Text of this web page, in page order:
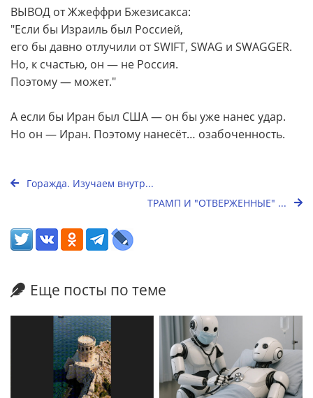
ВЫВОД от Жжеффри Бжезисакса:
"Если бы Израиль был Россией,
его бы давно отлучили от SWIFT, SWAG и SWAGGER.
Но, к счастью, он — не Россия.
Поэтому — может."
А если бы Иран был США — он бы уже нанес удар.
Но он — Иран. Поэтому нанесёт… озабоченность.
Горажда. Изучаем внутр...
ТРАМП И "ОТВЕРЖЕННЫЕ" ...
Еще посты по теме